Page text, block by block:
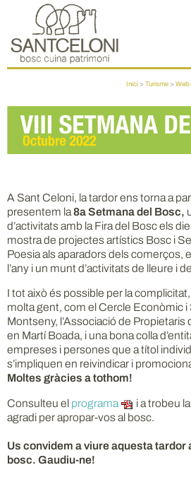
Inici > Turisme > Web
A Sant Celoni, la tardor ens torna a
presentem la8a Setmana del Bosc,
d’activitats amb la Fira del Bosc els
mostra de projectes artístics Bosc i
Poesia als aparadors dels comerços,
l’any i un munt d’activitats de lleure i
I tot això és possible per la
molta gent, com el Cercle Econòmic i
Montseny, l’Associació de
en Martí Boada, i una bona colla
empreses i persones que a títol
s’impliquen en reivindicar i
Moltes gràcies a tothom!
Consulteu el programa
i a trobeu
agradi per apropar-vos al bosc.
Us convidem a viure aquesta tardor
bosc. Gaudiu-ne!